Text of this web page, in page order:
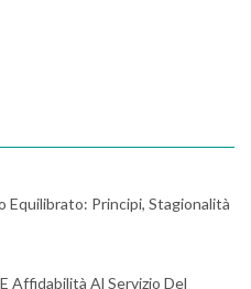
Equilibrato: Principi, Stagionalità
Affidabilità Al Servizio Del